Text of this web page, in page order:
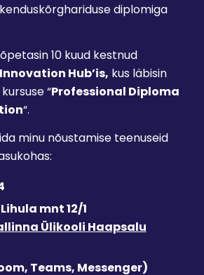
diplomiga
10 kuud kestnud
Hub’is, kus läbisin
“Professional Diploma
“.
minu nõustamise teenuseid
Lihula mnt 12/1
Ülikooli Haapsalu
Teams, Messenger)